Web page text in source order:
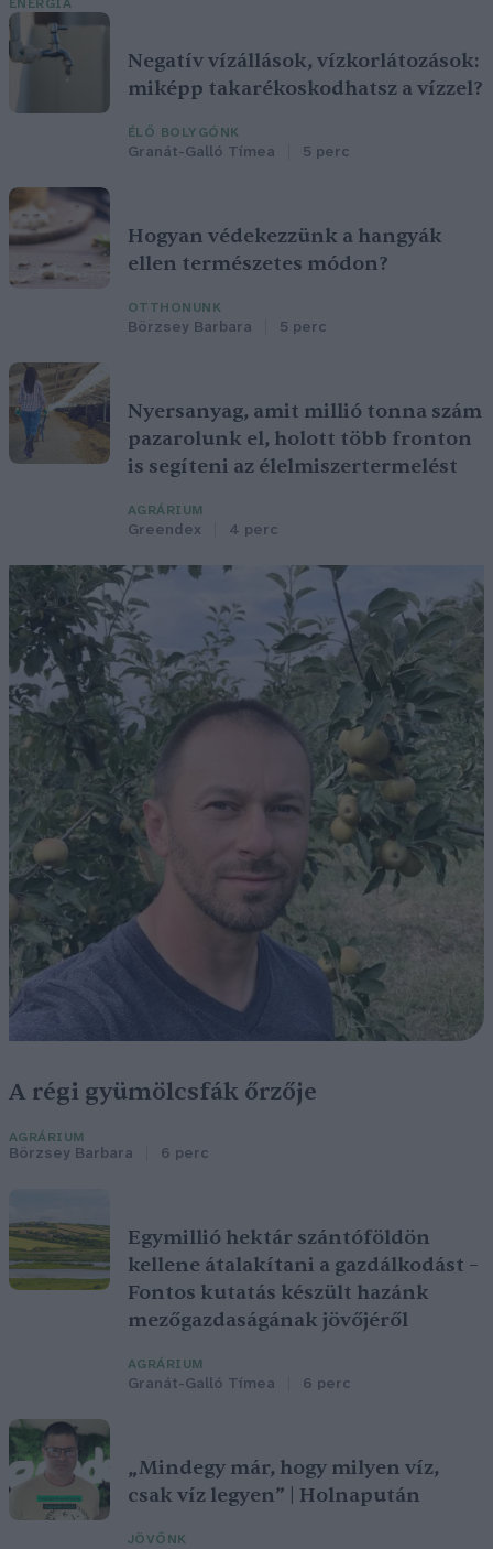
ENERGIA
Negatív vízállások, vízkorlátozások:
miképp takarékoskodhatsz a vízzel?
ÉLŐ BOLYGÓNK
Granát-Galló Tímea 5 perc
Hogyan védekezzünk a hangyák
ellen természetes módon?
OTTHONUNK
Börzsey Barbara 5 perc
Nyersanyag, amit millió tonna szám
pazarolunk el, holott több fronton
is segíteni az élelmiszertermelést
AGRÁRIUM
Greendex 4 perc
A régi gyümölcsfák őrzője
AGRÁRIUM
Börzsey Barbara 6 perc
Egymillió hektár szántóföldön
kellene átalakítani a gazdálkodást –
Fontos kutatás készült hazánk
mezőgazdaságának jövőjéről
AGRÁRIUM
Granát-Galló Tímea 6 perc
„Mindegy már, hogy milyen víz,
csak víz legyen” | Holnapután
JÖVŐNK